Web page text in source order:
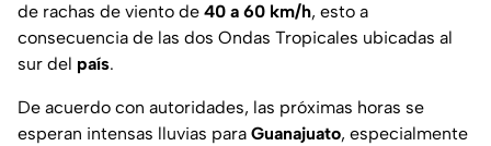
de rachas de viento de 40 a 60 km/h, esto a
consecuencia de las dos Ondas Tropicales ubicadas al
sur del país.
De acuerdo con autoridades, las próximas horas se
esperan intensas lluvias para Guanajuato, especialmente